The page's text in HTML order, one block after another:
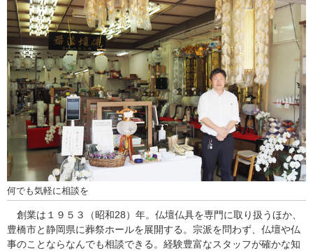
何でも気軽に相談を
創業は１９５３（昭和28）年。仏壇仏具を専門に取り扱うほか、
豊橋市と静岡県に葬祭ホールを展開する。宗派を問わず、仏壇や仏
事のことならなんでも相談できる。経験豊富なスタッフが確かな知